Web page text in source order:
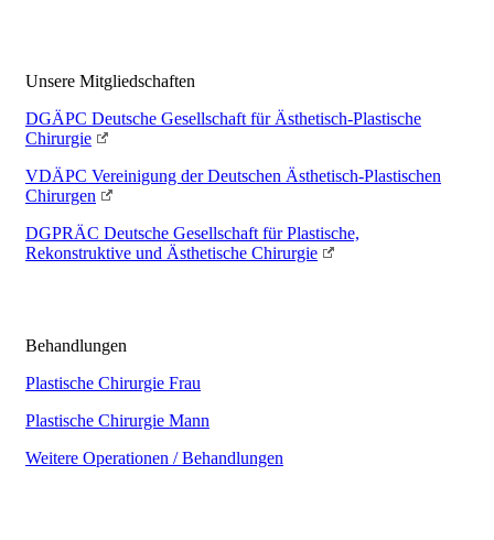
Unsere Mitgliedschaften
DGÄPC Deutsche Gesellschaft für Ästhetisch-Plastische
Chirurgie
VDÄPC Vereinigung der Deutschen Ästhetisch-Plastischen
Chirurgen
DGPRÄC Deutsche Gesellschaft für Plastische,
Rekonstruktive und Ästhetische Chirurgie
Behandlungen
Plastische Chirurgie Frau
Plastische Chirurgie Mann
Weitere Operationen / Behandlungen